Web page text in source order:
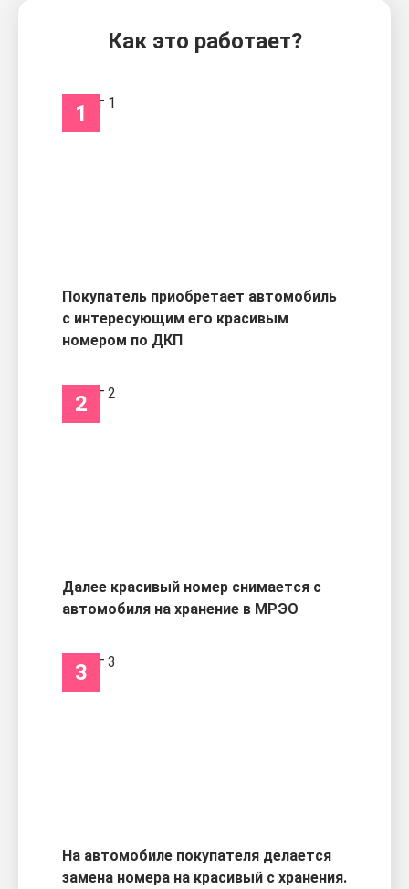
Как это работает?
1
Покупатель приобретает автомобиль
с интересующим его красивым
номером по ДКП
2
Далее красивый номер снимается с
автомобиля на хранение в МРЭО
3
На автомобиле покупателя делается
замена номера на красивый с хранения.